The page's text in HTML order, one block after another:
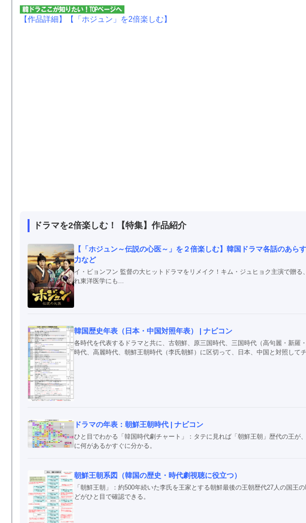
【作品詳細】 【「ホジュン」を2倍楽しむ】
ドラマを2倍楽しむ！【特集】作品紹介
【「ホジュン～伝説の心医～」を２倍楽しむ】韓国ドラマ各話のあら
力など
イ・ビョンフン 監督の大ヒットドラマをリメイク！キム・ジュヒョク主演で贈る
れ東洋医学にも...
韓国歴史年表（日本・中国対照年表） | ナビコン
各時代を代表するドラマと共に、古朝鮮、原三国時代、三国時代（高句麗・新羅
時代、高麗時代、朝鮮王朝時代（李氏朝鮮）に区切って、日本、中国と対照して
ドラマの年表：朝鮮王朝時代 | ナビコン
ひと目でわかる「韓国時代劇チャート」：タテに見れば「朝鮮王朝」歴代の王が
に何があるかすぐに分かる。
朝鮮王朝系図（韓国の歴史・時代劇視聴に役立つ）
「朝鮮王朝」：約500年続いた李氏を王家とする朝鮮最後の王朝歴代27人の国王
どがひと目で確認できる。